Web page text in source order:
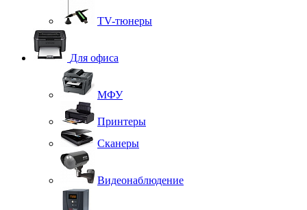
TV-тюнеры
Для офиса
МФУ
Принтеры
Сканеры
Видеонаблюдение